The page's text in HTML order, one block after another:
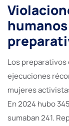
Los
ejecuciones
mujeres
En 2024 hubo
sumaban 241.